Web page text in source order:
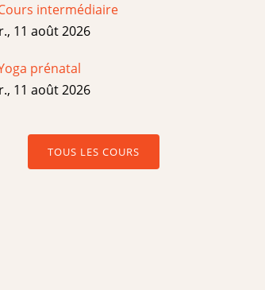
intermédiaire
11 août 2026
prénatal
11 août 2026
TOUS LES COURS